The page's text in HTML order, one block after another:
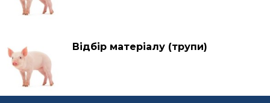
Відбір матеріалу (трупи)